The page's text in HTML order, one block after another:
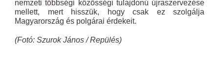
nemzeti többségi közösségi tulajdonú újraszervezése
mellett, mert hisszük, hogy csak ez szolgálja
Magyarország és polgárai érdekeit.
(Fotó: Szurok János / Repülés)